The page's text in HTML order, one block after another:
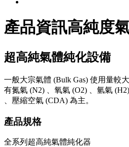
產品資訊高純度
超高純氣體純化設備​
一般大宗氣體 (Bulk Gas) 使用量較
有氮氣 (N2) 、氧氣 (O2) 、氫氣
、壓縮空氣 (CDA) 為主。
產品規格
全系列超高純氣體純化器